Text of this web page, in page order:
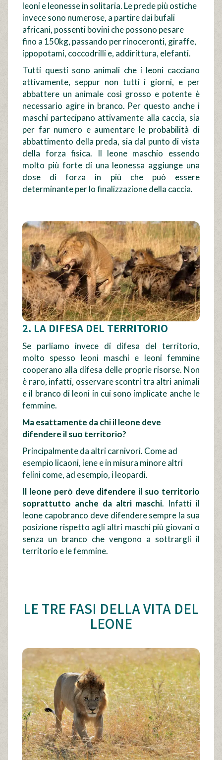
leoni e leonesse in solitaria. Le prede più ostiche
invece sono numerose, a partire dai bufali
africani, possenti bovini che possono pesare
fino a 150kg, passando per rinoceronti, giraffe,
ippopotami, coccodrilli e, addirittura, elefanti.
Tutti questi sono animali che i leoni cacciano
attivamente, seppur non tutti i giorni, e per
abbattere un animale così grosso e potente è
necessario agire in branco. Per questo anche i
maschi partecipano attivamente alla caccia, sia
per far numero e aumentare le probabilità di
abbattimento della preda, sia dal punto di vista
della forza fisica. Il leone maschio essendo
molto più forte di una leonessa aggiunge una
dose di forza in più che può essere
determinante per lo finalizzazione della caccia.
2. LA DIFESA DEL TERRITORIO
Se parliamo invece di difesa del territorio,
molto spesso leoni maschi e leoni femmine
cooperano alla difesa delle proprie risorse. Non
è raro, infatti, osservare scontri tra altri animali
e il branco di leoni in cui sono implicate anche le
femmine.
Ma esattamente da chi il leone deve
difendere il suo territorio?
Principalmente da altri carnivori. Come ad
esempio licaoni, iene e in misura minore altri
felini come, ad esempio, i leopardi.
Il leone però deve difendere il suo territorio
soprattutto anche da altri maschi. Infatti il
leone capobranco deve difendere sempre la sua
posizione rispetto agli altri maschi più giovani o
senza un branco che vengono a sottrargli il
territorio e le femmine.
LE TRE FASI DELLA VITA DEL
LEONE